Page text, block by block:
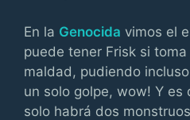
En la Genocida vimos el
puede tener Frisk si
maldad, pudiendo
un solo golpe, wow! Y
solo habrá dos